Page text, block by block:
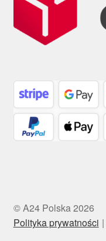
© A24 Polska 2026
Polityka prywatności